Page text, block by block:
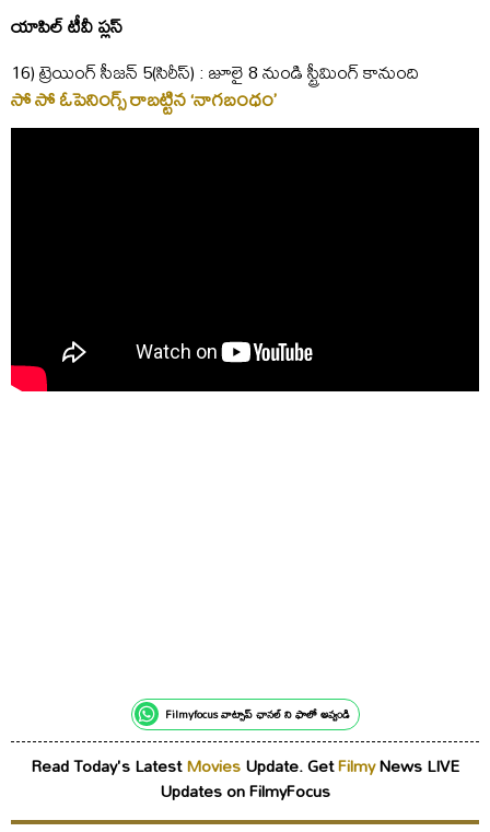
యాపిల్ టీవీ ప్లస్
16) ట్రెయింగ్ సీజన్ 5(సిరీస్) : జూలై 8 నుండి స్ట్రీమింగ్ కానుంది
సో సో ఓపెనింగ్స్ రాబట్టిన ‘నాగబంధం’
Filmyfocus వాట్సాప్ ఛానల్ ని ఫాలో అవ్వండి
Read Today's LatestMoviesUpdate. GetFilmyNews LIVE
Updates on FilmyFocus